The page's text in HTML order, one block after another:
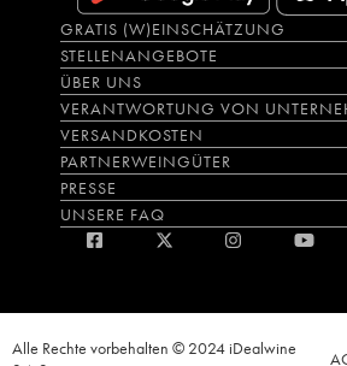
GRATIS (W)EINSCHÄTZUNG
STELLENANGEBOTE
ÜBER UNS
VERANTWORTUNG VON
VERSANDKOSTEN
PARTNERWEINGÜTER
PRESSE
UNSERE FAQ
Alle Rechte vorbehalten © 2024 iDealwine